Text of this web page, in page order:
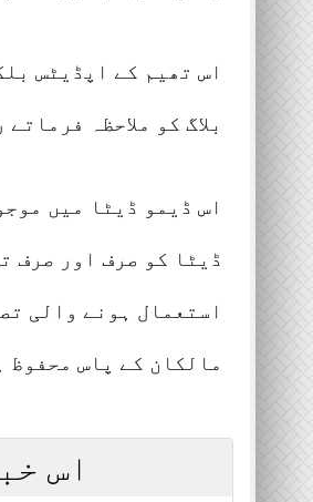
اس تھیم کے اپڈیٹس
بلاگ کو ملاحظہ
اس ڈیمو ڈیٹا میں
ڈیٹا کو صرف اور صرف
استعمال ہونے والی
مالکان کے پاس محفوظ
اس